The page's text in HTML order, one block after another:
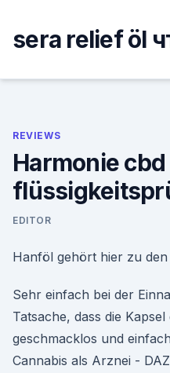
content
sera relief öl
REVIEWS
Harmonie cbd
EDITOR
Hanföl gehört hier zu
Sehr einfach bei der
Tatsache, dass die
geschmacklos und
Cannabis als Arznei -